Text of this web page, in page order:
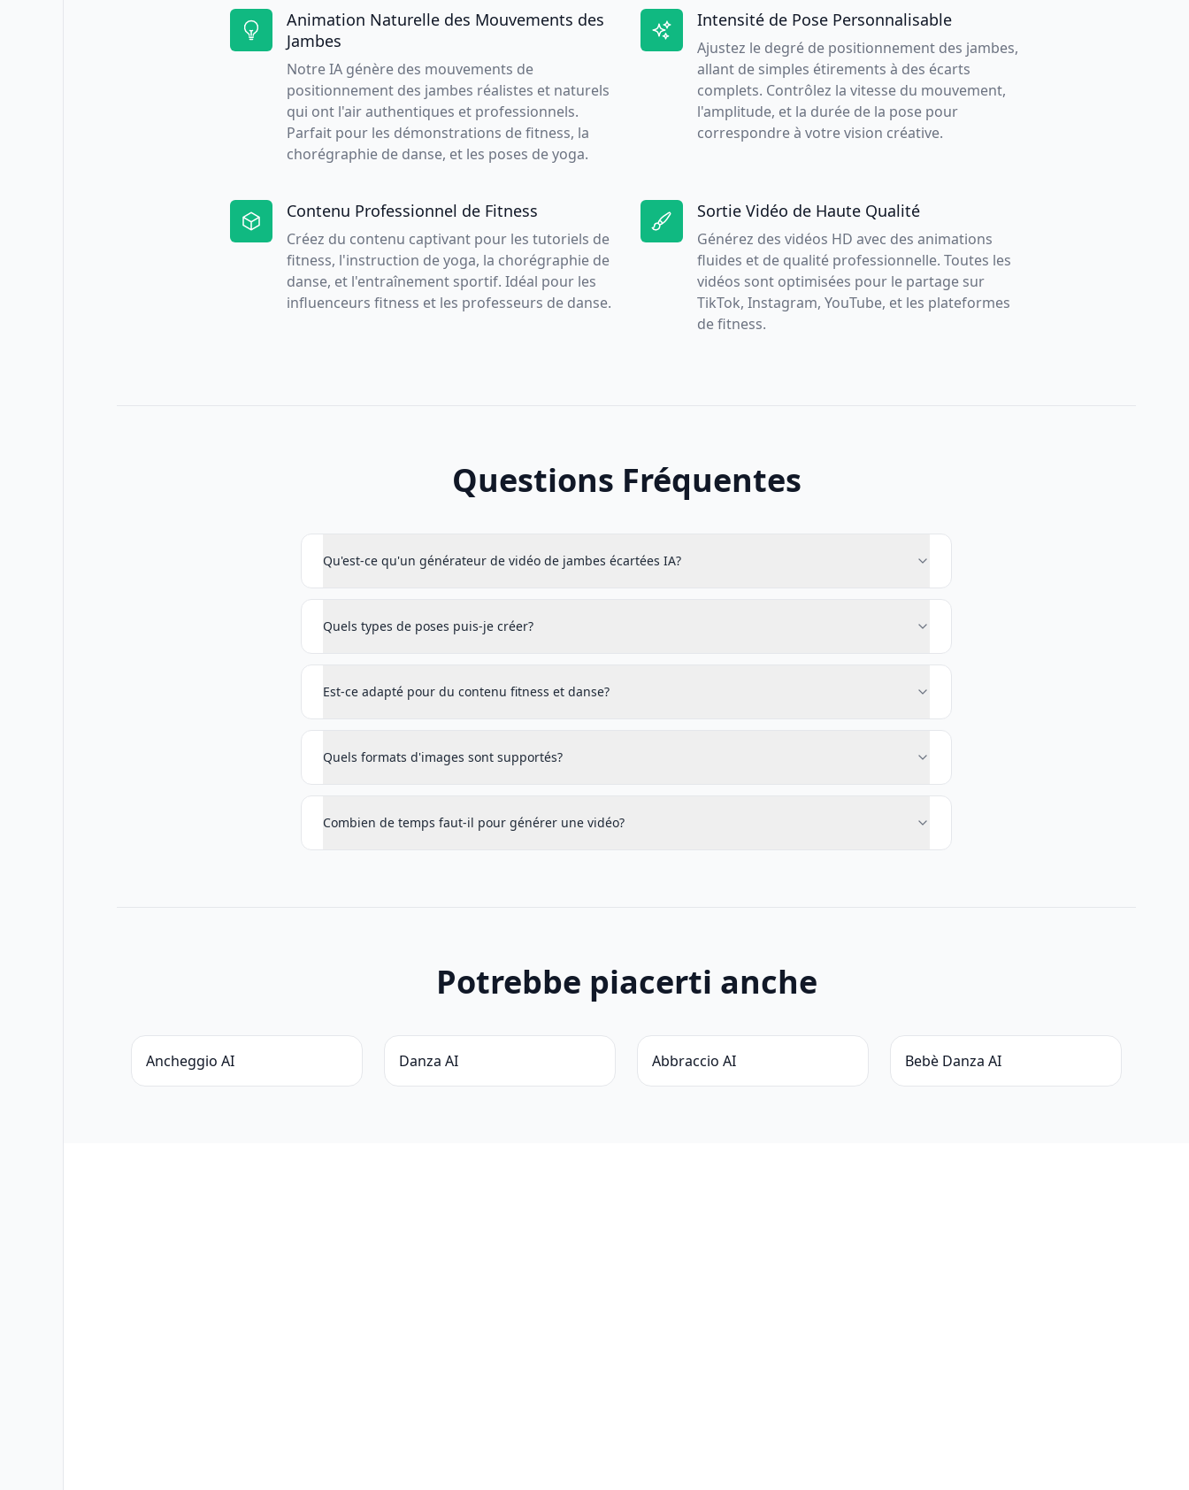
Animation Naturelle des Mouvements des
Jambes
Notre IA génère des mouvements de
positionnement des jambes réalistes et naturels
qui ont l'air authentiques et professionnels.
Parfait pour les démonstrations de fitness, la
chorégraphie de danse, et les poses de yoga.
Intensité de Pose Personnalisable
Ajustez le degré de positionnement des jambes,
allant de simples étirements à des écarts
complets. Contrôlez la vitesse du mouvement,
l'amplitude, et la durée de la pose pour
correspondre à votre vision créative.
Contenu Professionnel de Fitness
Créez du contenu captivant pour les tutoriels de
fitness, l'instruction de yoga, la chorégraphie de
danse, et l'entraînement sportif. Idéal pour les
influenceurs fitness et les professeurs de danse.
Sortie Vidéo de Haute Qualité
Générez des vidéos HD avec des animations
fluides et de qualité professionnelle. Toutes les
vidéos sont optimisées pour le partage sur
TikTok, Instagram, YouTube, et les plateformes
de fitness.
Questions Fréquentes
Qu'est-ce qu'un générateur de vidéo de jambes écartées IA?
Quels types de poses puis-je créer?
Est-ce adapté pour du contenu fitness et danse?
Quels formats d'images sont supportés?
Combien de temps faut-il pour générer une vidéo?
Potrebbe piacerti anche
Ancheggio AI Danza AI Abbraccio AI Bebè Danza AI